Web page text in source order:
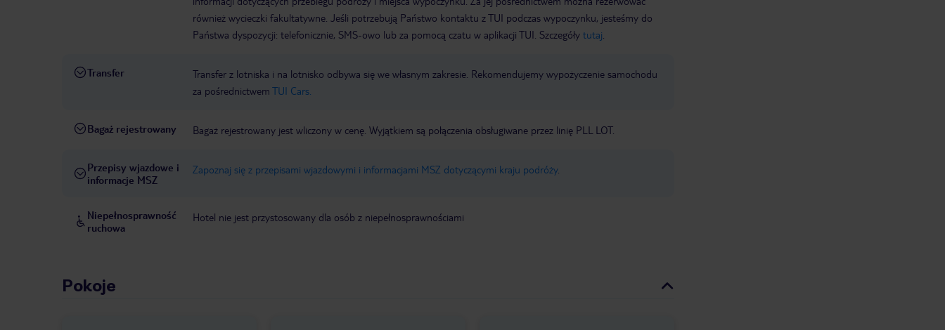
również wycieczki fakultatywne. Jeśli potrzebują Państwo kontaktu z TUI podczas wypoczynku, jesteśmy do
Państwa dyspozycji: telefonicznie, SMS-owo lub za pomocą czatu w aplikacji TUI. Szczegóły tutaj
Transfer
Transfer z lotniska i na lotnisko odbywa się we własnym zakresie. Rekomendujemy wypożyczenie samochodu
za pośrednictwem TUI Cars.
Bagaż rejestrowany Bagaż rejestrowany jest wliczony w cenę. Wyjątkiem są połączenia obsługiwane przez linię PLL LOT.
Przepisy wjazdowe i
informacje MSZ
Zapoznaj się z przepisami wjazdowymi i informacjami MSZ dotyczącymi kraju podróży.
Niepełnosprawność
ruchowa
Hotel nie jest przystosowany dla osób z niepełnosprawnościami
Pokoje